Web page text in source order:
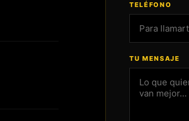
TELÉFONO
TU MENSAJE